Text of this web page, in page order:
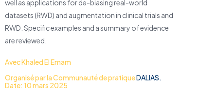
well as applications for de-biasing real-world
datasets (RWD) and augmentation in clinical trials and
RWD. Specific examples and a summary of evidence
are reviewed.
Avec Khaled El Emam
Organisé par la Communauté de pratiqueDALIAS.
Date: 10 mars 2025